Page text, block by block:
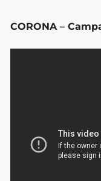
CORONA –